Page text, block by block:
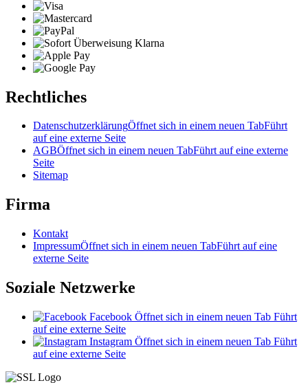
Rechtliches
DatenschutzerklärungÖffnet sich in einem neuen TabFührt
auf eine externe Seite
AGBÖffnet sich in einem neuen TabFührt auf eine externe
Seite
Sitemap
Firma
Kontakt
ImpressumÖffnet sich in einem neuen TabFührt auf eine
externe Seite
Soziale Netzwerke
Facebook Öffnet sich in einem neuen Tab Führt
auf eine externe Seite
Instagram Öffnet sich in einem neuen Tab Führt
auf eine externe Seite